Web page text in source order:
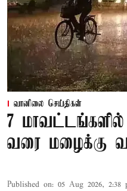
வானிலை செய்திகள்
7
வரை மழைக்கு
Published on: 05 Aug 2026, 2:38